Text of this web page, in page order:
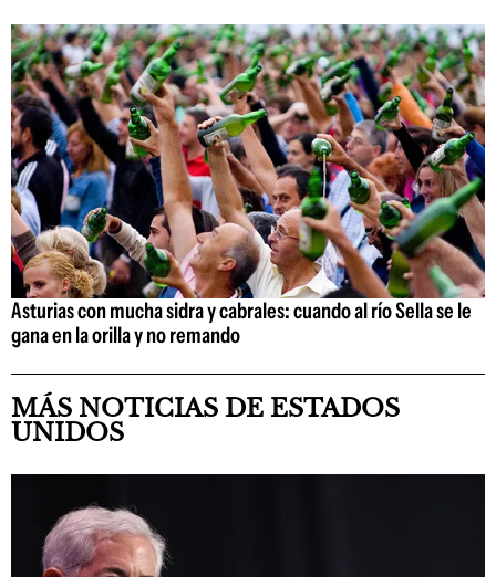
Asturias con mucha sidra y cabrales: cuando al río Sella se le
gana en la orilla y no remando
MÁS NOTICIAS DE ESTADOS
UNIDOS